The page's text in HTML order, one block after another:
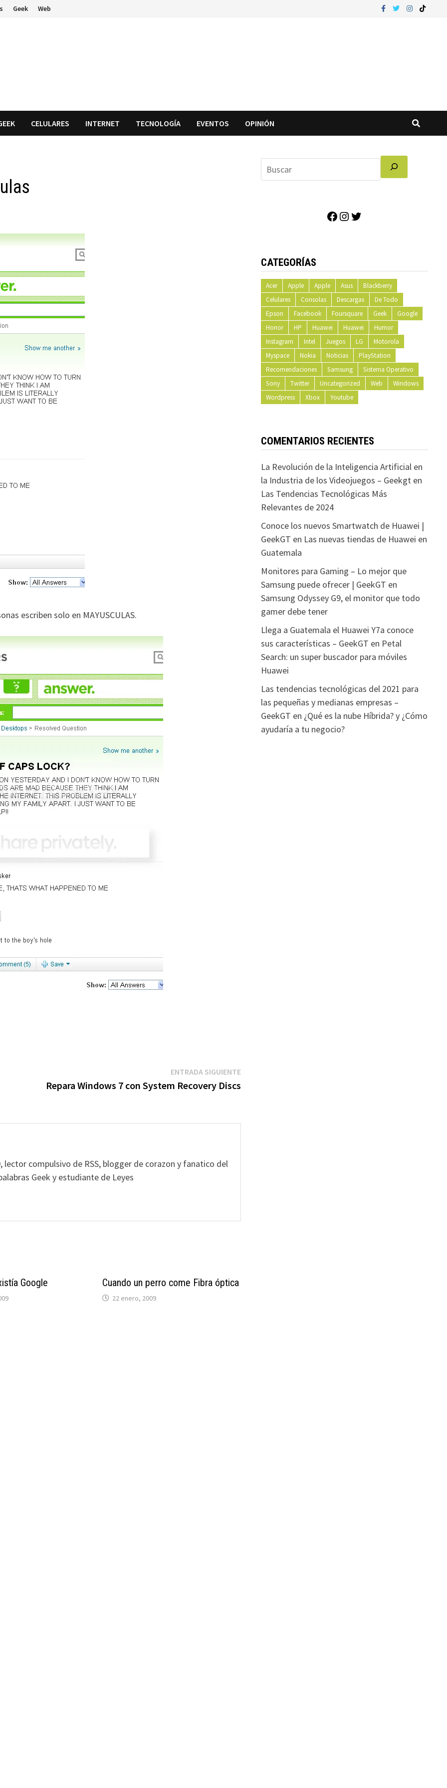
Geek Web
CELULARES INTERNET TECNOLOGÍA EVENTOS OPINIÓN
escriben solo en MAYUSCULAS.
ENTRADA SIGUIENTEEntrada
siguiente:
Repara Windows 7 con System Recovery Discs
compulsivo de RSS, blogger de corazon y fanatico del
Geek y estudiante de Leyes
Google Cuando un perro come Fibra óptica
22 enero, 2009
Facebook
Instagram
CATEGORÍAS
Acer Apple Apple Asus
Blackberry
Celulares
Consolas Descargas
De Todo
Epson
Facebook Foursquare Geek
Google
Honor
HP Huawei Huawei
Humor
Instagram
Intel Juegos LG
Motorola
Myspace
Nokia Noticias
PlayStation
Recomendaciones
Samsung
Sistema Operativo
Sony
Twitter Uncategorized Web
Windows
Wordpress
Xbox Youtube
COMENTARIOS RECIENTES
La Revolución de la Inteligencia Artificial en
la Industria de los Videojuegos – Geekgten
Las Tendencias Tecnológicas Más
Relevantes de 2024
Conoce los nuevos Smartwatch de Huawei |
GeekGT en Las nuevas tiendas de Huawei en
Guatemala
Monitores para Gaming – Lo mejor que
Samsung puede ofrecer | GeekGT en
Samsung Odyssey G9, el monitor que todo
gamer debe tener
Llega a Guatemala el Huawei Y7a conoce
sus características – GeekGT en Petal
Search: un super buscador para móviles
Huawei
Las tendencias tecnológicas del 2021 para
las pequeñas y medianas empresas –
GeekGT en ¿Qué es la nube Híbrida? y ¿Cómo
ayudaría a tu negocio?